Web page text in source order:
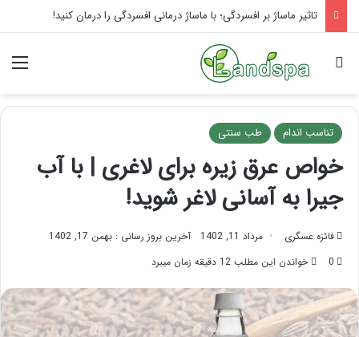
تاثیر ماساژ بر افسردگی؛ با ماساژ درمانی افسردگی را درمان کنید!
جستجو برای
تناسب اندام طب سنتی
خواص عرق زیره برای لاغری | با آب
جیرا به آسانی لاغر شوید!
فائزه عسگری مرداد 11, 1402
آخرین بروز رسانی : بهمن 17, 1402
0
خواندن این مطلب 12 دقیقه زمان میبرد